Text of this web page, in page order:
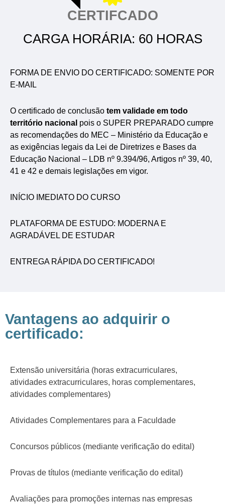
CERTIFCADO
CARGA HORÁRIA: 60 HORAS
FORMA DE ENVIO DO CERTIFICADO: SOMENTE POR
E-MAIL
O certificado de conclusão tem validade em todo
território nacional pois o SUPER PREPARADO cumpre
as recomendações do MEC – Ministério da Educação e
as exigências legais da Lei de Diretrizes e Bases da
Educação Nacional – LDB nº 9.394/96, Artigos nº 39, 40,
41 e 42 e demais legislações em vigor.
INÍCIO IMEDIATO DO CURSO
PLATAFORMA DE ESTUDO: MODERNA E
AGRADÁVEL DE ESTUDAR
ENTREGA RÁPIDA DO CERTIFICADO!
Vantagens ao adquirir o
certificado:
Extensão universitária (horas extracurriculares,
atividades extracurriculares, horas complementares,
atividades complementares)
Atividades Complementares para a Faculdade
Concursos públicos (mediante verificação do edital)
Provas de títulos (mediante verificação do edital)
Avaliações para promoções internas nas empresas